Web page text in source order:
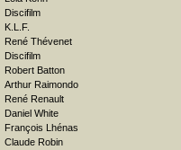
Discifilm
K.L.F.
René Thévenet
Discifilm
Robert Batton
Arthur Raimondo
René Renault
Daniel White
François Lhénas
Claude Robin